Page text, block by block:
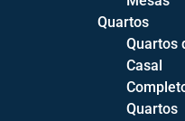
COLCHÕES |
QUEM SOMOS
ALMA MOBILADA
Quartos
Quartos
Casal
Quartos